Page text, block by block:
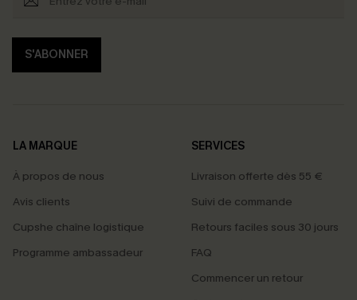
S'ABONNER
LA MARQUE
À propos de nous
Avis clients
Cupshe chaîne logistique
Programme ambassadeur
SERVICES
Livraison offerte dès 55 €
Suivi de commande
Retours faciles sous 30 jours
FAQ
Commencer un retour